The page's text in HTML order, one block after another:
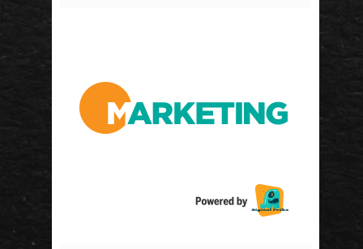
¿Por qué el anuncio de Gillette resultó
controversial?
El Poder De Los Rumores
La Importancia De Una Buena Landing Page